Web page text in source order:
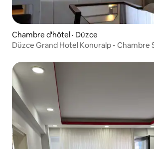
Chambre d'hôtel · Düzce
Düzce Grand Hotel Konuralp - Chambre